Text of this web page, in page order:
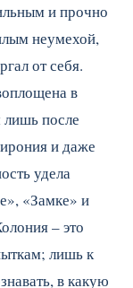
и прочно
неумехой,
от себя.
в
после
и даже
удела
«Замке» и
– это
лишь к
в какую